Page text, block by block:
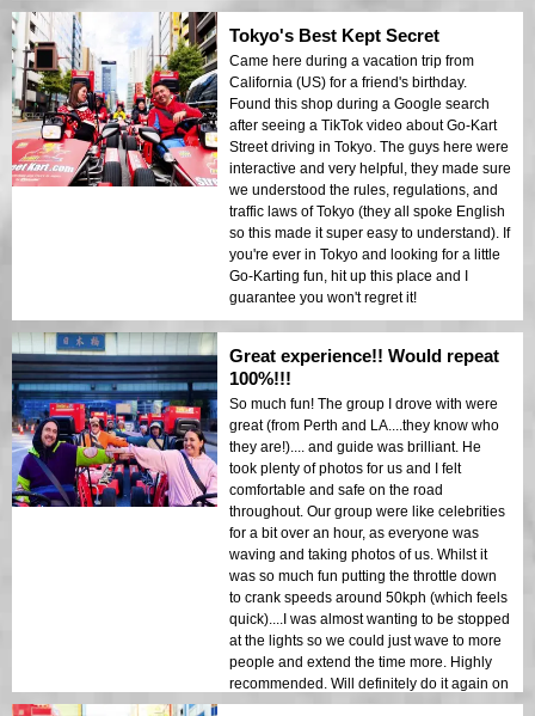
Tokyo's Best Kept Secret
Came here during a vacation trip from
California (US) for a friend's birthday.
Found this shop during a Google search
after seeing a TikTok video about Go-Kart
Street driving in Tokyo. The guys here were
interactive and very helpful, they made sure
we understood the rules, regulations, and
traffic laws of Tokyo (they all spoke English
so this made it super easy to understand). If
you're ever in Tokyo and looking for a little
Go-Karting fun, hit up this place and I
guarantee you won't regret it!
Great experience!! Would repeat
100%!!!
So much fun! The group I drove with were
great (from Perth and LA....they know who
they are!).... and guide was brilliant. He
took plenty of photos for us and I felt
comfortable and safe on the road
throughout. Our group were like celebrities
for a bit over an hour, as everyone was
waving and taking photos of us. Whilst it
was so much fun putting the throttle down
to crank speeds around 50kph (which feels
quick)....I was almost wanting to be stopped
at the lights so we could just wave to more
people and extend the time more. Highly
recommended. Will definitely do it again on
my next visit to Tokyo.